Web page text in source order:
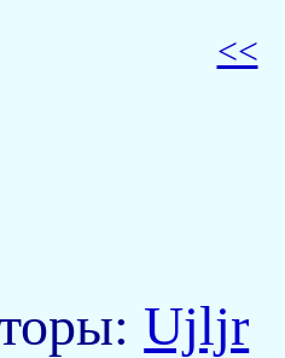
<<
Ujljr